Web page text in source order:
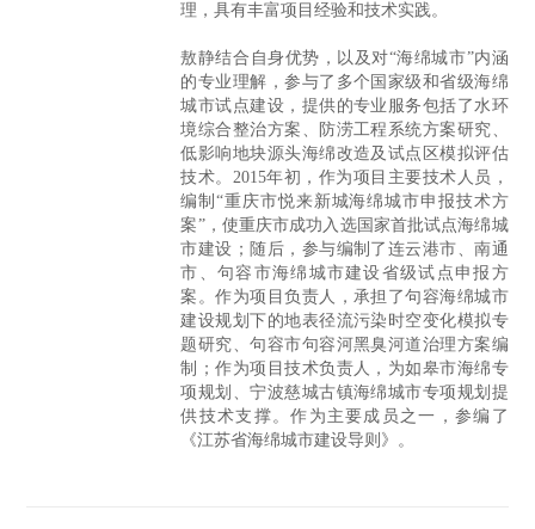
理，具有丰富项目经验和技术实践。
敖静结合自身优势，以及对“海绵城市”内涵
的专业理解，参与了多个国家级和省级海绵
城市试点建设，提供的专业服务包括了水环
境综合整治方案、防涝工程系统方案研究、
低影响地块源头海绵改造及试点区模拟评估
技术。2015年初，作为项目主要技术人员，
编制“重庆市悦来新城海绵城市申报技术方
案”，使重庆市成功入选国家首批试点海绵城
市建设；随后，参与编制了连云港市、南通
市、句容市海绵城市建设省级试点申报方
案。作为项目负责人，承担了句容海绵城市
建设规划下的地表径流污染时空变化模拟专
题研究、句容市句容河黑臭河道治理方案编
制；作为项目技术负责人，为如皋市海绵专
项规划、宁波慈城古镇海绵城市专项规划提
供技术支撑。作为主要成员之一，参编了
《江苏省海绵城市建设导则》。